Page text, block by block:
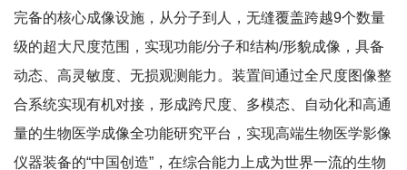
完备的核心成像设施，从分子到人，无缝覆盖跨越9个数量
级的超大尺度范围，实现功能/分子和结构/形貌成像，具备
动态、高灵敏度、无损观测能力。装置间通过全尺度图像整
合系统实现有机对接，形成跨尺度、多模态、自动化和高通
量的生物医学成像全功能研究平台，实现高端生物医学影像
仪器装备的“中国创造”，在综合能力上成为世界一流的生物